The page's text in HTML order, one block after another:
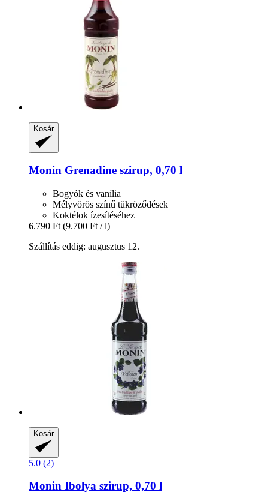
Kosár
Monin Grenadine szirup, 0,70 l
Bogyók és vanília
Mélyvörös színű tükröződések
Koktélok ízesítéséhez
6.790 Ft (9.700 Ft / l)
Szállítás eddig: augusztus 12.
Kosár
5.0 (2)
Monin Ibolya szirup, 0,70 l